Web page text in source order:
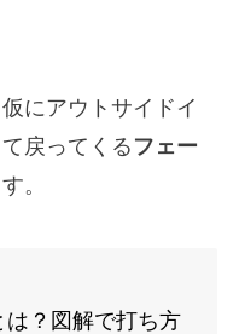
にアウトサイドイ
戻ってくる フェー
。
は？図解で打ち方